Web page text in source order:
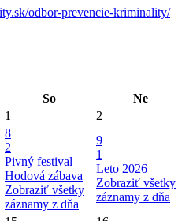
odbor-prevencie-kriminality/
So
Ne
1 2
8
2
Pivný festival
Hodová zábava
Zobraziť všetky
záznamy z dňa
9
1
Leto 2026
Zobraziť všetky
záznamy z dňa